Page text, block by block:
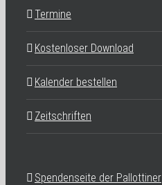
Termine
Kostenloser Download
Kalender bestellen
Zeitschriften
Spendenseite der Pallottiner